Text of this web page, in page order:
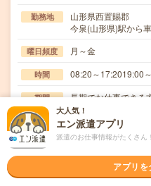
勤務地
山形県西置賜郡
今泉(山形県)駅から
曜日頻度 月～金
時間 08:20～17:2019:00
期間 長期でお仕事できる
時給 時給1250円
交通費
交通費規定内支給
仕事内容
プレス加工機へアル
大人気！
エン派遣アプリ
派遣のお仕事情報がたくさん
アプリ